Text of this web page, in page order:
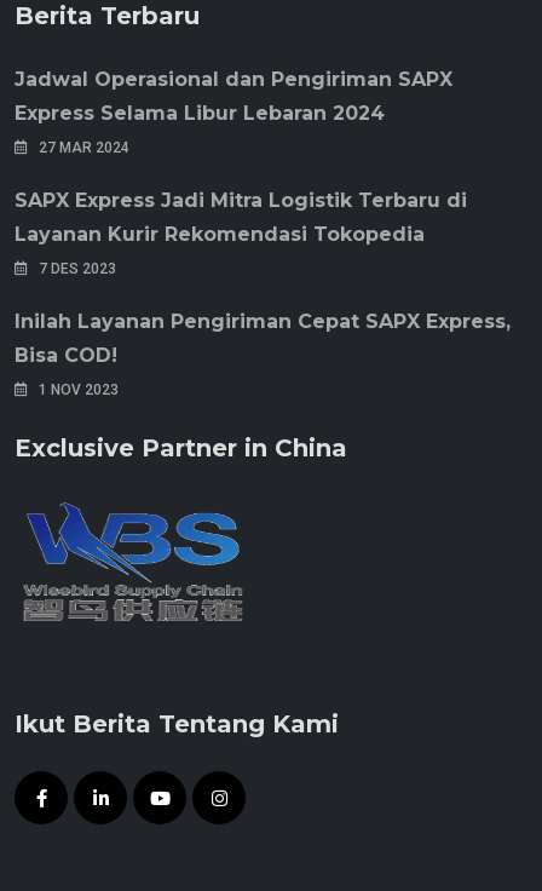
Berita Terbaru
Jadwal Operasional dan Pengiriman SAPX
Express Selama Libur Lebaran 2024
27 MAR 2024
SAPX Express Jadi Mitra Logistik Terbaru di
Layanan Kurir Rekomendasi Tokopedia
7 DES 2023
Inilah Layanan Pengiriman Cepat SAPX Express,
Bisa COD!
1 NOV 2023
Exclusive Partner in China
Ikut Berita Tentang Kami